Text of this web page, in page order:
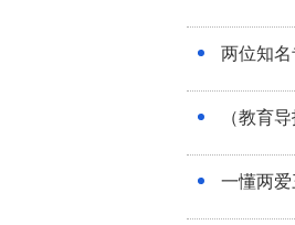
两位知
（教育
一懂两